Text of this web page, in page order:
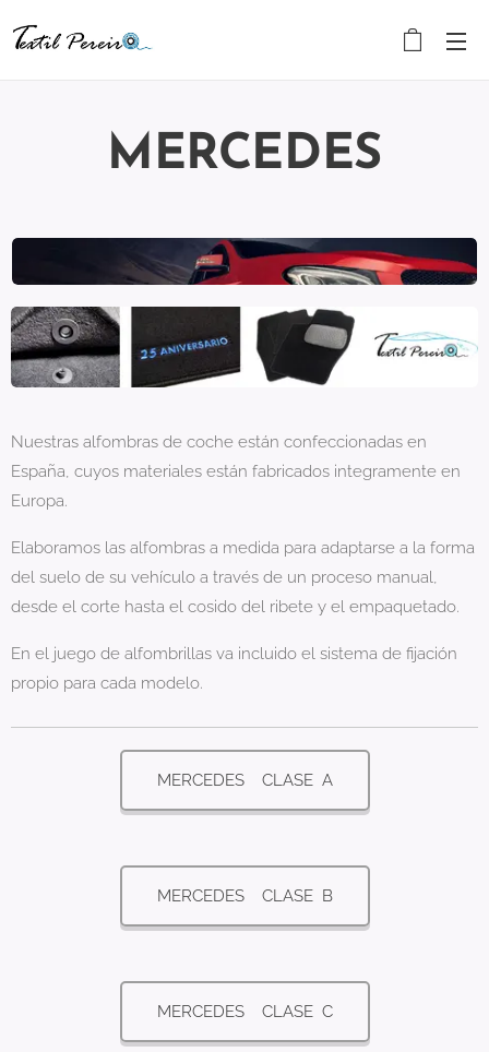
MERCEDES
Nuestras alfombras de coche están confeccionadas en
España, cuyos materiales están fabricados integramente en
Europa.
Elaboramos las alfombras a medida para adaptarse a la forma
del suelo de su vehículo a través de un proceso manual,
desde el corte hasta el cosido del ribete y el empaquetado.
En el juego de alfombrillas va incluido el sistema de fijación
propio para cada modelo.
MERCEDES CLASE A
MERCEDES CLASE B
MERCEDES CLASE C